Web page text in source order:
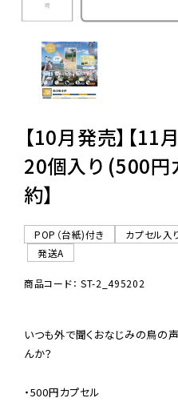
06-
【10月発売】【11
20個入り (500円
約】
POP（台紙)付き
カプセル入
発送A
商品コード： ST-2_495202
いつも外で聞くおなじみの鳥の
んか？
・500円カプセル